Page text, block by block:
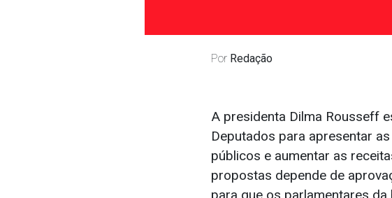
Por Redação
A presidenta Dilma Rousseff
Deputados para apresentar
públicos e aumentar as
propostas depende de